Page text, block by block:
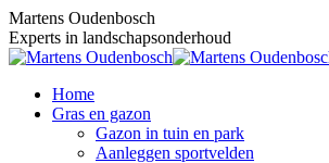
Skip
to
content
Martens Oudenbosch
Experts in landschapsonderhoud
Home
Gras en gazon
Gazon in tuin en park
Aanleggen sportvelden